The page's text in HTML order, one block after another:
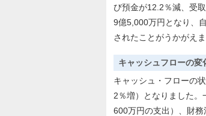
び預金が12.2％減、受
9億5,000万円となり、
されたことがうかがえま
キャッシュフローの変
キャッシュ・フローの
2％増）となりました。
600万円の支出）、財